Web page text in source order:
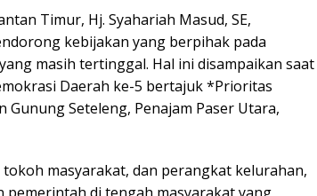
Timur, Hj. Syahariah Masud, SE,
kebijakan yang berpihak pada
masih tertinggal. Hal ini disampaikan saat
Daerah ke-5 bertajuk *Prioritas
Seteleng, Penajam Paser Utara,
masyarakat, dan perangkat kelurahan,